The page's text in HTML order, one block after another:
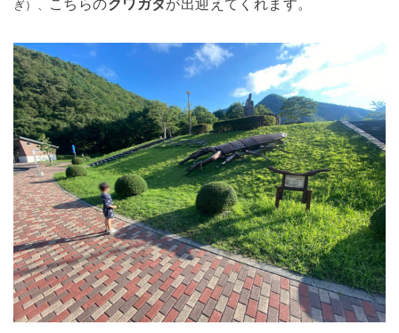
ぎ）、 こちらのクワガタが出迎えてくれます。